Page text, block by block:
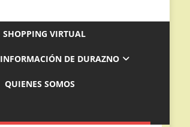
SHOPPING VIRTUAL
INFORMACIÓN DE DURAZNO
QUIENES SOMOS